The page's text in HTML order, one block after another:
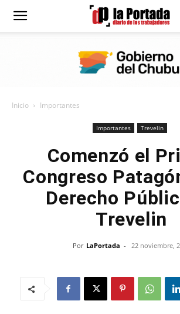
Diario
Inicio Importantes
Importantes Trevelin
Comenzó el
Congreso
Derecho
Trevelin
Por LaPortada - 22 noviembre,